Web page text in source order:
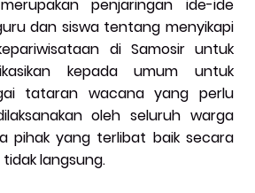
penjaringan ide-ide
dan siswa tentang menyikapi
di Samosir untuk
kepada umum untuk
tataran wacana yang perlu
oleh seluruh warga
pihak yang terlibat baik secara
langsung.